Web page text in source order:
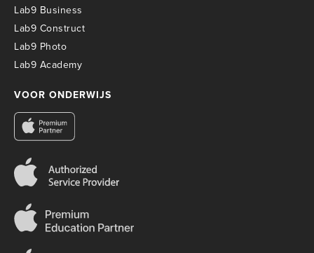
Lab9 Business
Lab9 Construct
Lab9 Photo
Lab9 Academy
VOOR ONDERWIJS